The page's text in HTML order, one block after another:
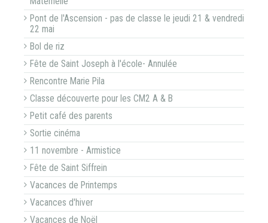
Pont de l'Ascension - pas de classe le jeudi 21 & vendredi
22 mai
Bol de riz
Fête de Saint Joseph à l'école- Annulée
Rencontre Marie Pila
Classe découverte pour les CM2 A & B
Petit café des parents
Sortie cinéma
11 novembre - Armistice
Fête de Saint Siffrein
Vacances de Printemps
Vacances d'hiver
Vacances de Noël